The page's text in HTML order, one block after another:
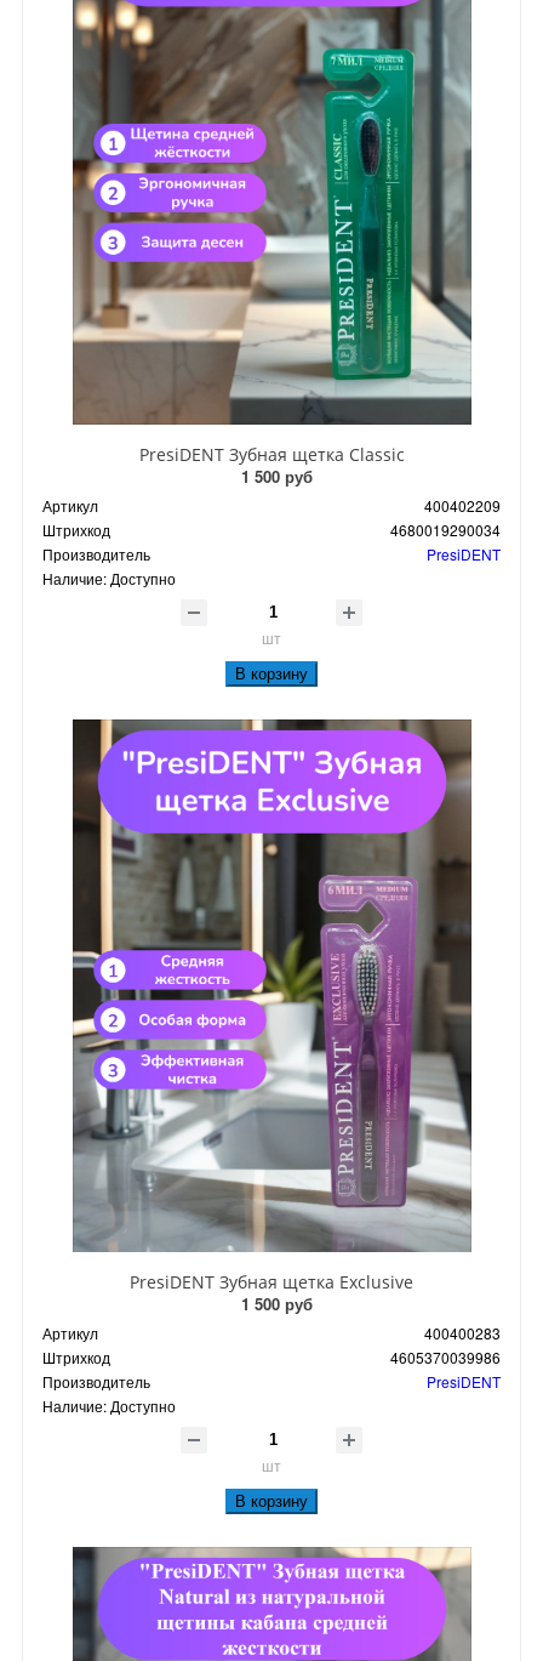
PresiDENT Зубная щетка Classic
1 500 руб
Артикул
400402209
Штрихкод
4680019290034
Производитель
PresiDENT
Наличие:Доступно
шт
В корзину
PresiDENT Зубная щетка Exclusive
1 500 руб
Артикул
400400283
Штрихкод
4605370039986
Производитель
PresiDENT
Наличие: Доступно
шт
В корзину